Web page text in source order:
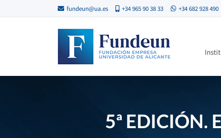
fundeun@ua.es +34 965 90 38 33 +34 682 928 490
5ª EDICIÓN.